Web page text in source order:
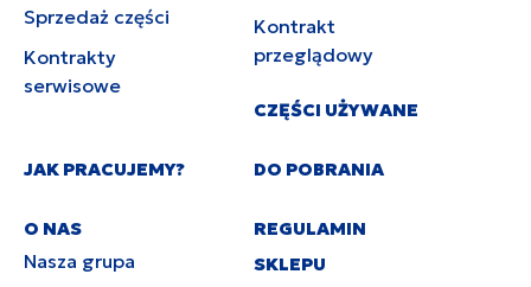
Sprzedaż części
Kontrakty
serwisowe
Kontrakt
przeglądowy
CZĘŚCI UŻYWANE
JAK PRACUJEMY?
O NAS
Nasza grupa
DO POBRANIA
REGULAMIN
SKLEPU